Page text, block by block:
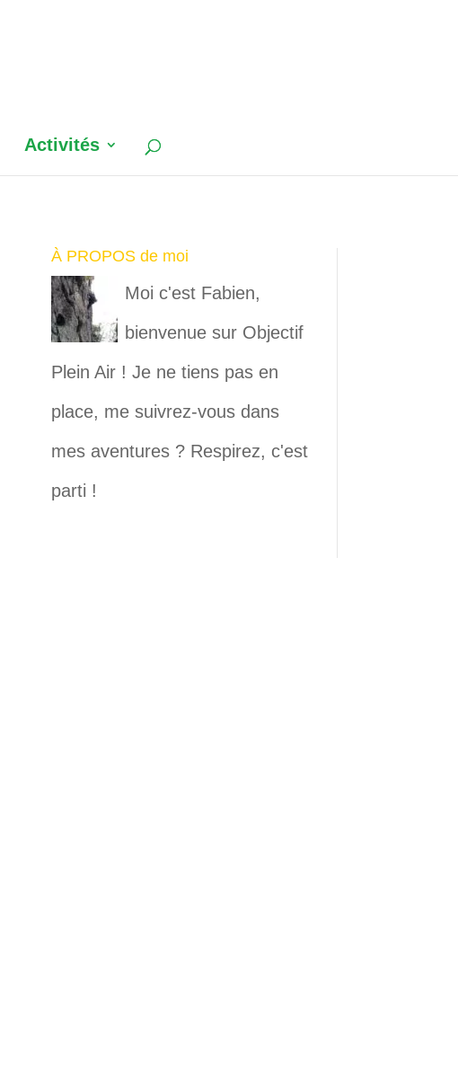
Activités
À PROPOS de moi
Moi c'est Fabien,
bienvenue sur Objectif
Plein Air ! Je ne tiens pas en
place, me suivrez-vous dans
mes aventures ? Respirez, c'est
parti !